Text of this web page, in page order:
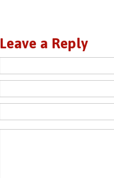
Leave a Reply